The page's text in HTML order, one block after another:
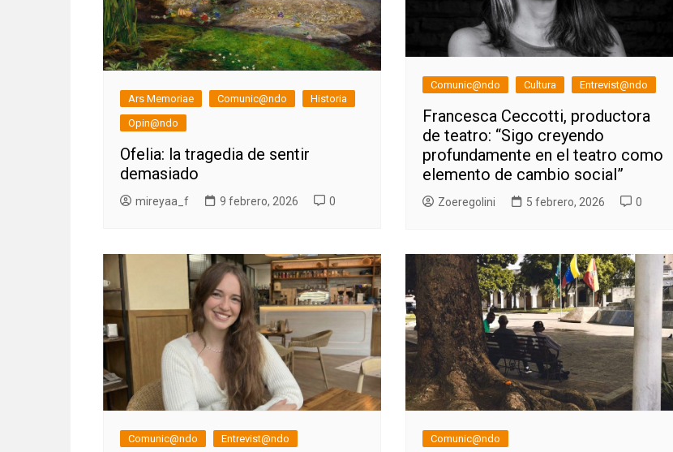
Ars Memoriae Comunic@ndo
Historia
Opin@ndo
Ofelia: la tragedia de sentir
demasiado
mireyaa_f 9 febrero, 2026 0
Comunic@ndo Cultura Entrevist@ndo
Francesca Ceccotti, productora
de teatro: “Sigo creyendo
profundamente en el teatro como
elemento de cambio social”
Zoeregolini 5 febrero, 2026 0
Comunic@ndo Entrevist@ndo Comunic@ndo